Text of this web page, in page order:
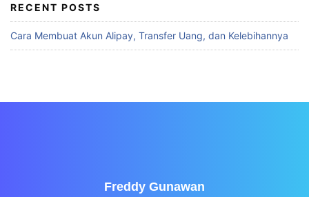
RECENT POSTS
Cara Membuat Akun Alipay, Transfer Uang, dan Kelebihannya
Freddy Gunawan